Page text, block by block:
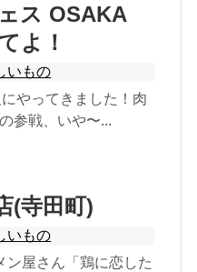
ス OSAKA
よ！
いもの
やってきました！肉
参戦、いや〜...
(寺田町)
いもの
ン屋さん「鶏に恋した